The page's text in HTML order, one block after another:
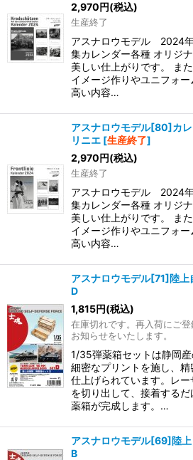
2,970円(税込)
生産終了
アスナロウモデル 2024
集カレンダー各種 オリジ
美しい仕上がりです。 ま
イメージ作りやユニフォ
高い内容…
アスナロウモデル[80]カ
リニエ [生産終了]
2,970円(税込)
生産終了
アスナロウモデル 2024
集カレンダー各種 オリジ
美しい仕上がりです。 ま
イメージ作りやユニフォ
高い内容…
アスナロウモデル[71]陸
D
1,815円(税込)
在庫切れです。再入荷にご
お知らせをいたします。
1/35弾薬箱セットは静岡
細密なプリントを施し、
仕上げられています。 レ
を切り出して、接着する
薬箱が完成します。…
アスナロウモデル[69]陸
B